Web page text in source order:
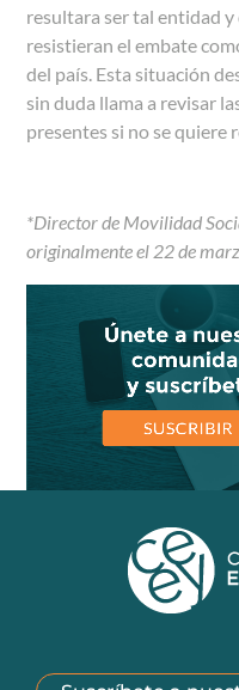
resultara ser tal entidad y
resistieran el embate
del país. Esta situación
sin duda llama a revisar
presentes si no se quiere
*Director de Movilidad
originalmente el 22 de